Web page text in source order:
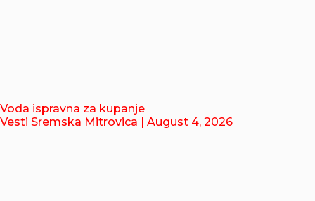
Voda ispravna za kupanje
Vesti Sremska Mitrovica | August 4, 2026